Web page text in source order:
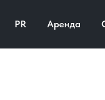
PR Аренда